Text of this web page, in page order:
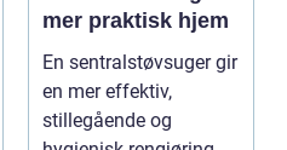
mer praktisk hjem
En sentralstøvsuger gir
en mer effektiv,
stillegående og